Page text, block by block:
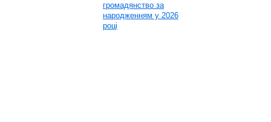
громадянство за
народженням у 2026
році